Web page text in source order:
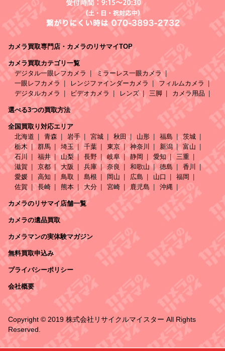
カメラ買取専門店・カメラのリサマイTOP
カメラ買取カテゴリ一覧
デジタル一眼レフカメラ
ミラーレス一眼カメラ
一眼レフカメラ
レンジファインダーカメラ
フィルムカメラ
デジタルカメラ
ビデオカメラ レンズ 三脚 カメラ用品
選べる3つの買取方法
全国買取り対応エリア
北海道
青森 岩手 宮城 秋田 山形 福島
茨城
栃木
群馬 埼玉 千葉 東京 神奈川 新潟
富山
石川
福井 山梨 長野 岐阜 静岡 愛知
三重
滋賀
京都 大阪 兵庫 奈良 和歌山 徳島
香川
愛媛
高知 鳥取 島根 岡山 広島 山口
福岡
佐賀
長崎 熊本 大分 宮崎 鹿児島 沖縄
カメラのリサマイ店舗一覧
カメラの遺品買取
カメラマンの実体験マガジン
無料買取申込み
プライバシーポリシー
会社概要
Copyright © 2019 株式会社リサイクルマイスター All Rights
Reserved.